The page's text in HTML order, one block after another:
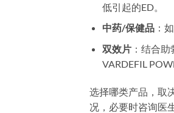
低引起的ED。
中药/保健品：
双效片：结合助
VARDEFIL
选择哪类产品，取
况，必要时咨询医生